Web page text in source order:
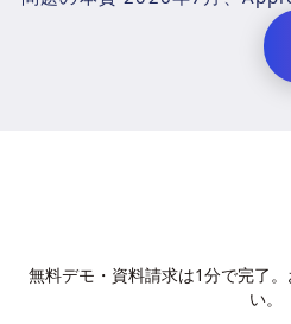
アシステムズエンジニアの
無料デモ・資料請求は1分で完了
い。